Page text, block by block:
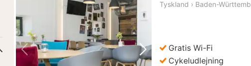
Forrige billede Næste billede
Tyskland › Baden-
Gratis Wi-Fi
Cykeludlejning